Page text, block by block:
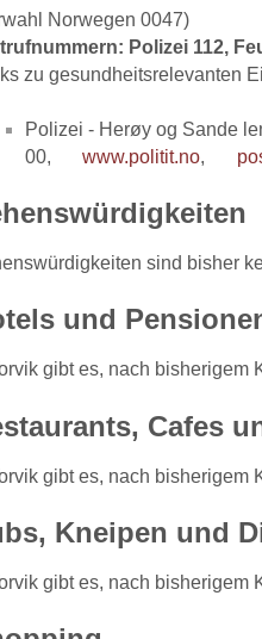
Norwegen 0047)
Polizei 112,
zu gesundheitsrelevanten
Polizei - Herøy og Sande
00,
www.politit.no,
sind bisher
und
gibt es, nach
Cafes
gibt es, nach
Kneipen und
gibt es, nach